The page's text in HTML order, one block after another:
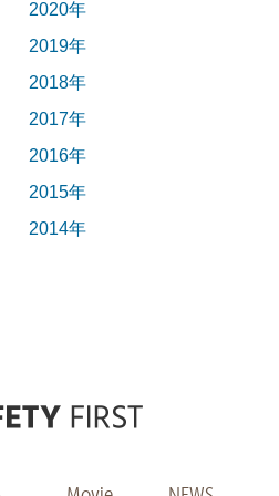
2020年
2019年
2018年
2017年
2016年
2015年
2014年